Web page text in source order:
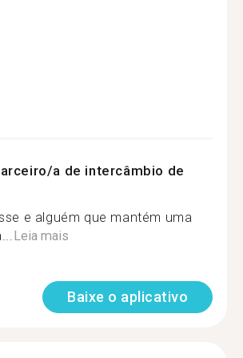
a de intercâmbio de
e alguém que mantém uma
Leia mais
Baixe o aplicativo